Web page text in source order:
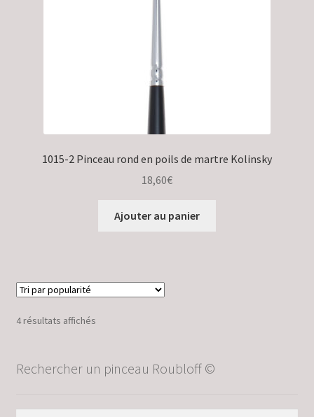
1015-2 Pinceau rond en poils de martre Kolinsky
18,60€
Ajouter au panier
4 résultats affichésTrié
Rechercher un pinceau Roubloff ©